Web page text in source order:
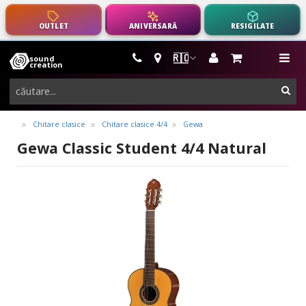
OUTLET ANIVERSARĂ RESIGILATE
🇷🇴
sound
creation
instrumente
muzicale,
echipamente
pro-
audio
Chitare clasice Chitare clasice 4/4 Gewa
Gewa Classic Student 4/4 Natural